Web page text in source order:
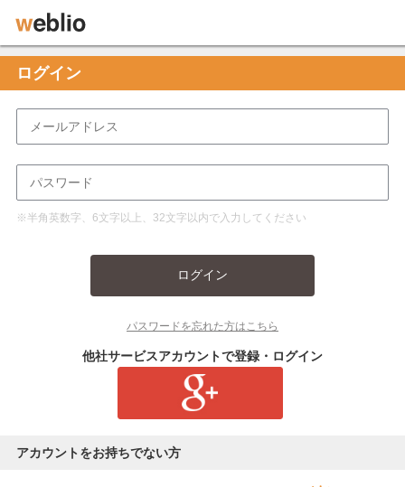
ログイン
※半角英数字、6文字以上、32文字以内で入力してください
ログイン
パスワードを忘れた方はこちら
他社サービスアカウントで登録・ログイン
アカウントをお持ちでない方